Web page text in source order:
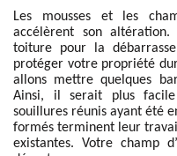
Les mousses et les
accélèrent son
toiture pour la
protéger votre propriété
allons mettre quelques
Ainsi, il serait plus
souillures réunis ayant été
formés terminent leur
existantes. Votre champ